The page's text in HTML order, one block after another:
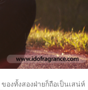
งทั้งสองฝ่ายก็ถือเป็นเสน่ห์